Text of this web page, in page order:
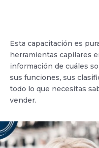
Esta capacitación es
herramientas capilares
información de cuáles
sus funciones, sus
todo lo que necesitas
vender.